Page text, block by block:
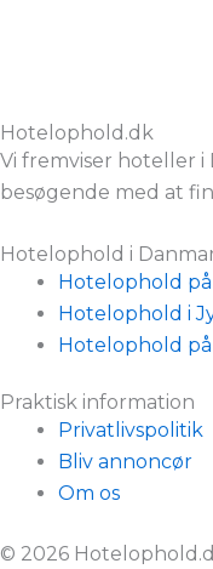
Hotelophold.dk
Vi fremviser hoteller
besøgende med at
Hotelophold i
Hotelophold
Hotelophold i
Hotelophold
Praktisk information
Privatlivspolitik
Bliv annoncør
Om os
© 2026